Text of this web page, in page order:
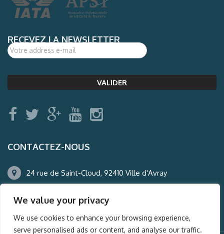
We value your privacy
We use cookies to enhance your browsing experience,
serve personalised ads or content, and analyse our traffic.
RECEVEZ LA NEWSLETTER
CONTACTEZ-NOUS
24 rue de Saint-Cloud, 92410 Ville d'Avray